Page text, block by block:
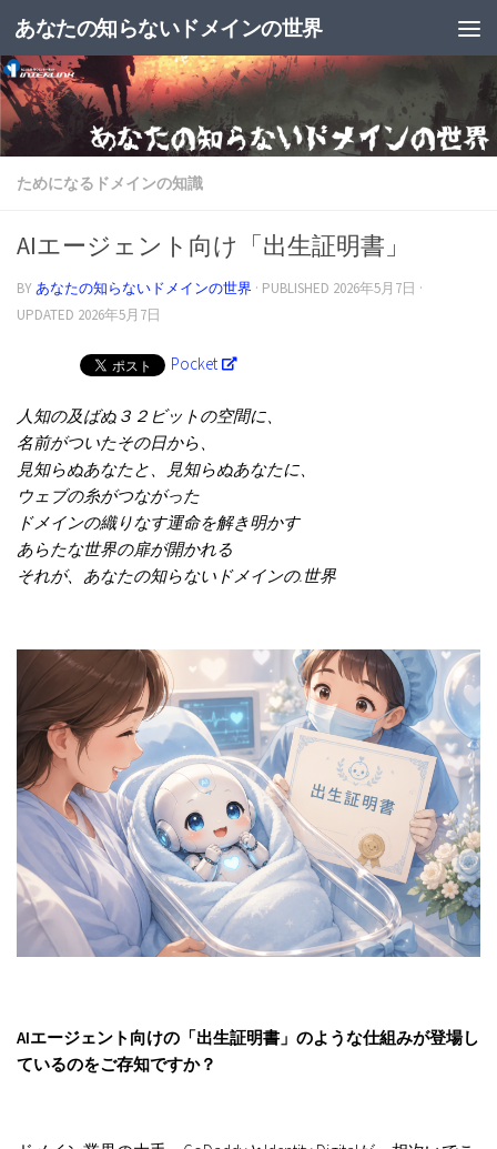
あなたの知らないドメインの世界
ためになるドメインの知識
AIエージェント向け「出生証明書」
BYあなたの知らないドメインの世界 · PUBLISHED 2026年5月7日 ·
UPDATED 2026年5月7日
Pocket
人知の及ばぬ３２ビットの空間に、
名前がついたその日から、
見知らぬあなたと、見知らぬあなたに、
ウェブの糸がつながった
ドメインの織りなす運命を解き明かす
あらたな世界の扉が開かれる
それが、あなたの知らないドメインの.世界
AIエージェント向けの「出生証明書」のような仕組みが登場し
ているのをご存知ですか？